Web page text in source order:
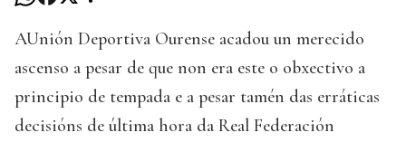
AUnión Deportiva Ourense acadou un merecido
ascenso a pesar de que non era este o obxectivo a
principio de tempada e a pesar tamén das erráticas
decisións de última hora da Real Federación